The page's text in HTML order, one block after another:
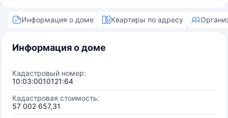
Информация о доме Квартиры по адресу
Информация о доме
Кадастровый номер:
10:03:0010121:64
Кадастровая стоимость:
57 002 657,31